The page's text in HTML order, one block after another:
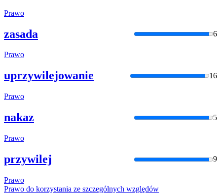
Prawo
zasada 6
Prawo
uprzywilejowanie 16
Prawo
nakaz 5
Prawo
przywilej 9
Prawo
Prawo do korzystania ze szczególnych względów